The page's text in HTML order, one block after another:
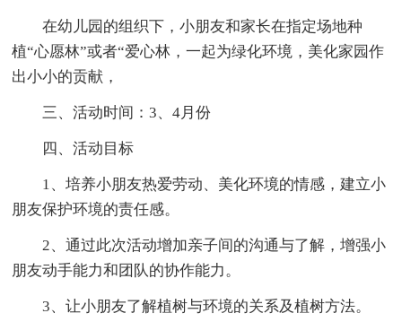
在幼儿园的组织下，小朋友和家长在指定场地种
植“心愿林”或者“爱心林，一起为绿化环境，美化家园作
出小小的贡献，
三、活动时间：3、4月份
四、活动目标
1、培养小朋友热爱劳动、美化环境的情感，建立小
朋友保护环境的责任感。
2、通过此次活动增加亲子间的沟通与了解，增强小
朋友动手能力和团队的协作能力。
3、让小朋友了解植树与环境的关系及植树方法。